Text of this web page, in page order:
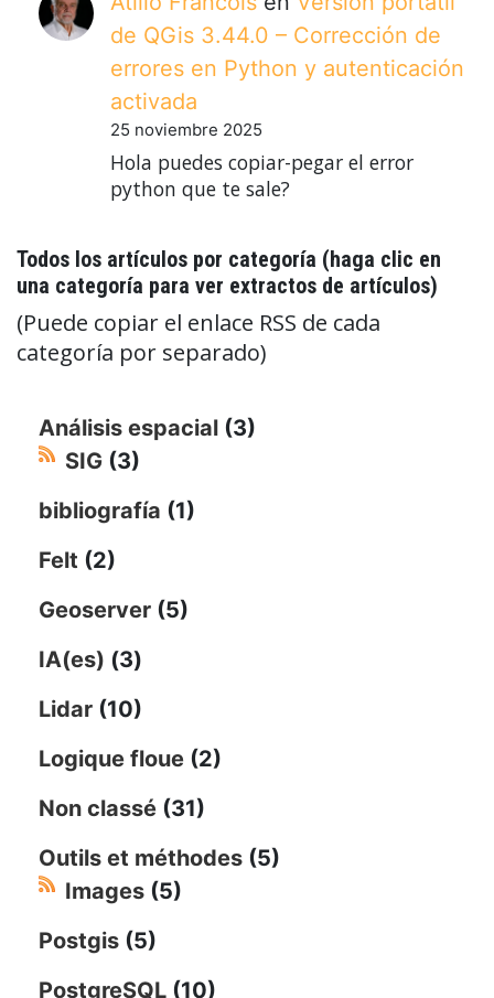
de QGis 3.44.0 – Corrección de
errores en Python y autenticación
activada
25 noviembre 2025
Hola puedes copiar-pegar el error
python que te sale?
Todos los artículos por categoría (haga clic en
una categoría para ver extractos de artículos)
(Puede copiar el enlace RSS de cada
categoría por separado)
Análisis espacial (3)
SIG (3)
bibliografía (1)
Felt (2)
Geoserver (5)
IA(es) (3)
Lidar (10)
Logique floue (2)
Non classé (31)
Outils et méthodes (5)
Images (5)
Postgis (5)
PostgreSQL (10)